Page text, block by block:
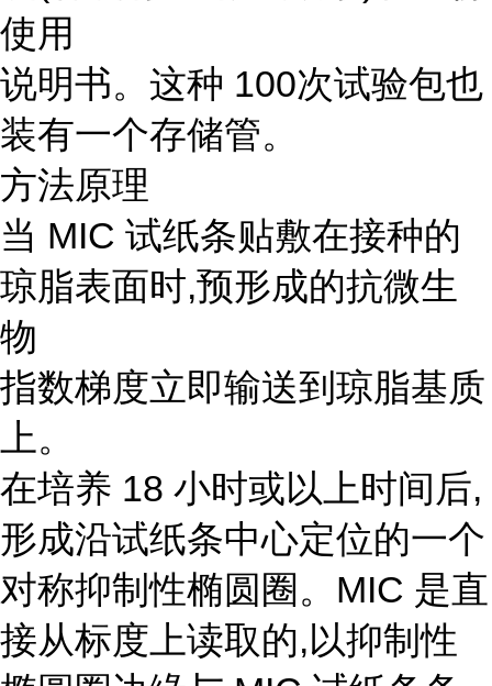
使用
说明书。这种 100次试验包也
装有一个存储管。
方法原理
当 MIC 试纸条贴敷在接种的
琼脂表面时,预形成的抗微生
物
指数梯度立即输送到琼脂基质
上。
在培养 18 小时或以上时间后,
形成沿试纸条中心定位的一个
对称抑制性椭圆圈。MIC 是直
接从标度上读取的,以抑制性